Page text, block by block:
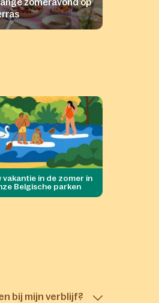
zomeravond op
vakantie in de zomer in
Belgische parken
bij mijn verblijf?